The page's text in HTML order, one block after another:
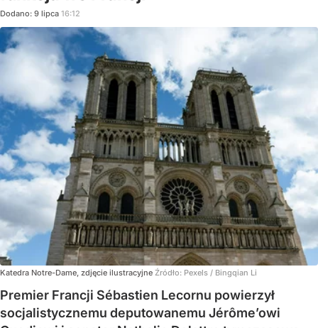
Dodano: 9 lipca 16:12
Katedra Notre-Dame, zdjęcie ilustracyjne Źródło: Pexels / Bingqian Li
Premier Francji Sébastien Lecornu powierzył
socjalistycznemu deputowanemu Jérôme’owi